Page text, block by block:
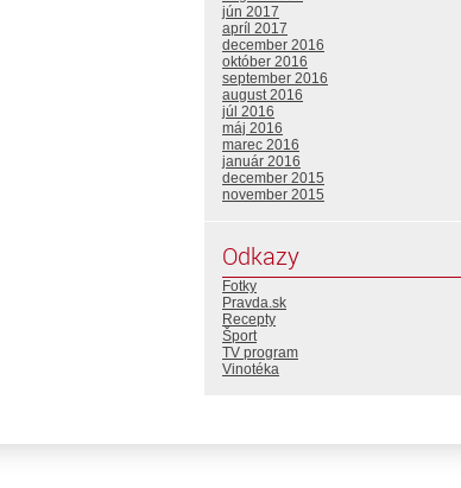
jún 2017
apríl 2017
december 2016
október 2016
september 2016
august 2016
júl 2016
máj 2016
marec 2016
január 2016
december 2015
november 2015
Odkazy
Fotky
Pravda.sk
Recepty
Šport
TV program
Vinotéka